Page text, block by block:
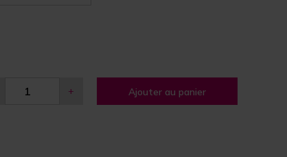
+ Ajouter au panier